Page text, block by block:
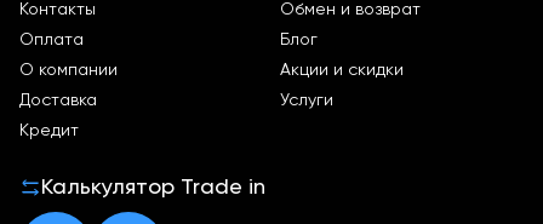
Контакты
Оплата
О компании
Доставка
Кредит
Обмен и возврат
Блог
Акции и скидки
Услуги
Калькулятор Trade in